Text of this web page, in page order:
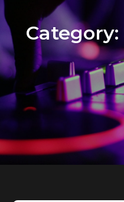
Category: